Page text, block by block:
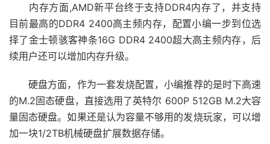
内存方面,AMD新平台终于支持DDR4内存了，并支持
目前最高的DDR4 2400高主频内存，配置小编一步到位选
择了金士顿骇客神条16G DDR4 2400超大高主频内存，后
续用户还可以增加内存升级。
硬盘方面，作为一套发烧配置，小编推荐的是时下高速
的M.2固态硬盘，直接选用了英特尔 600P 512GB M.2大容
量固态硬盘。如果还是认为容量不够用的发烧玩家，可以增
加一块1/2TB机械硬盘扩展数据存储。